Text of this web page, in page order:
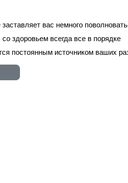
вас немного
здоровьем всегда все в порядке
постоянным источником ваших